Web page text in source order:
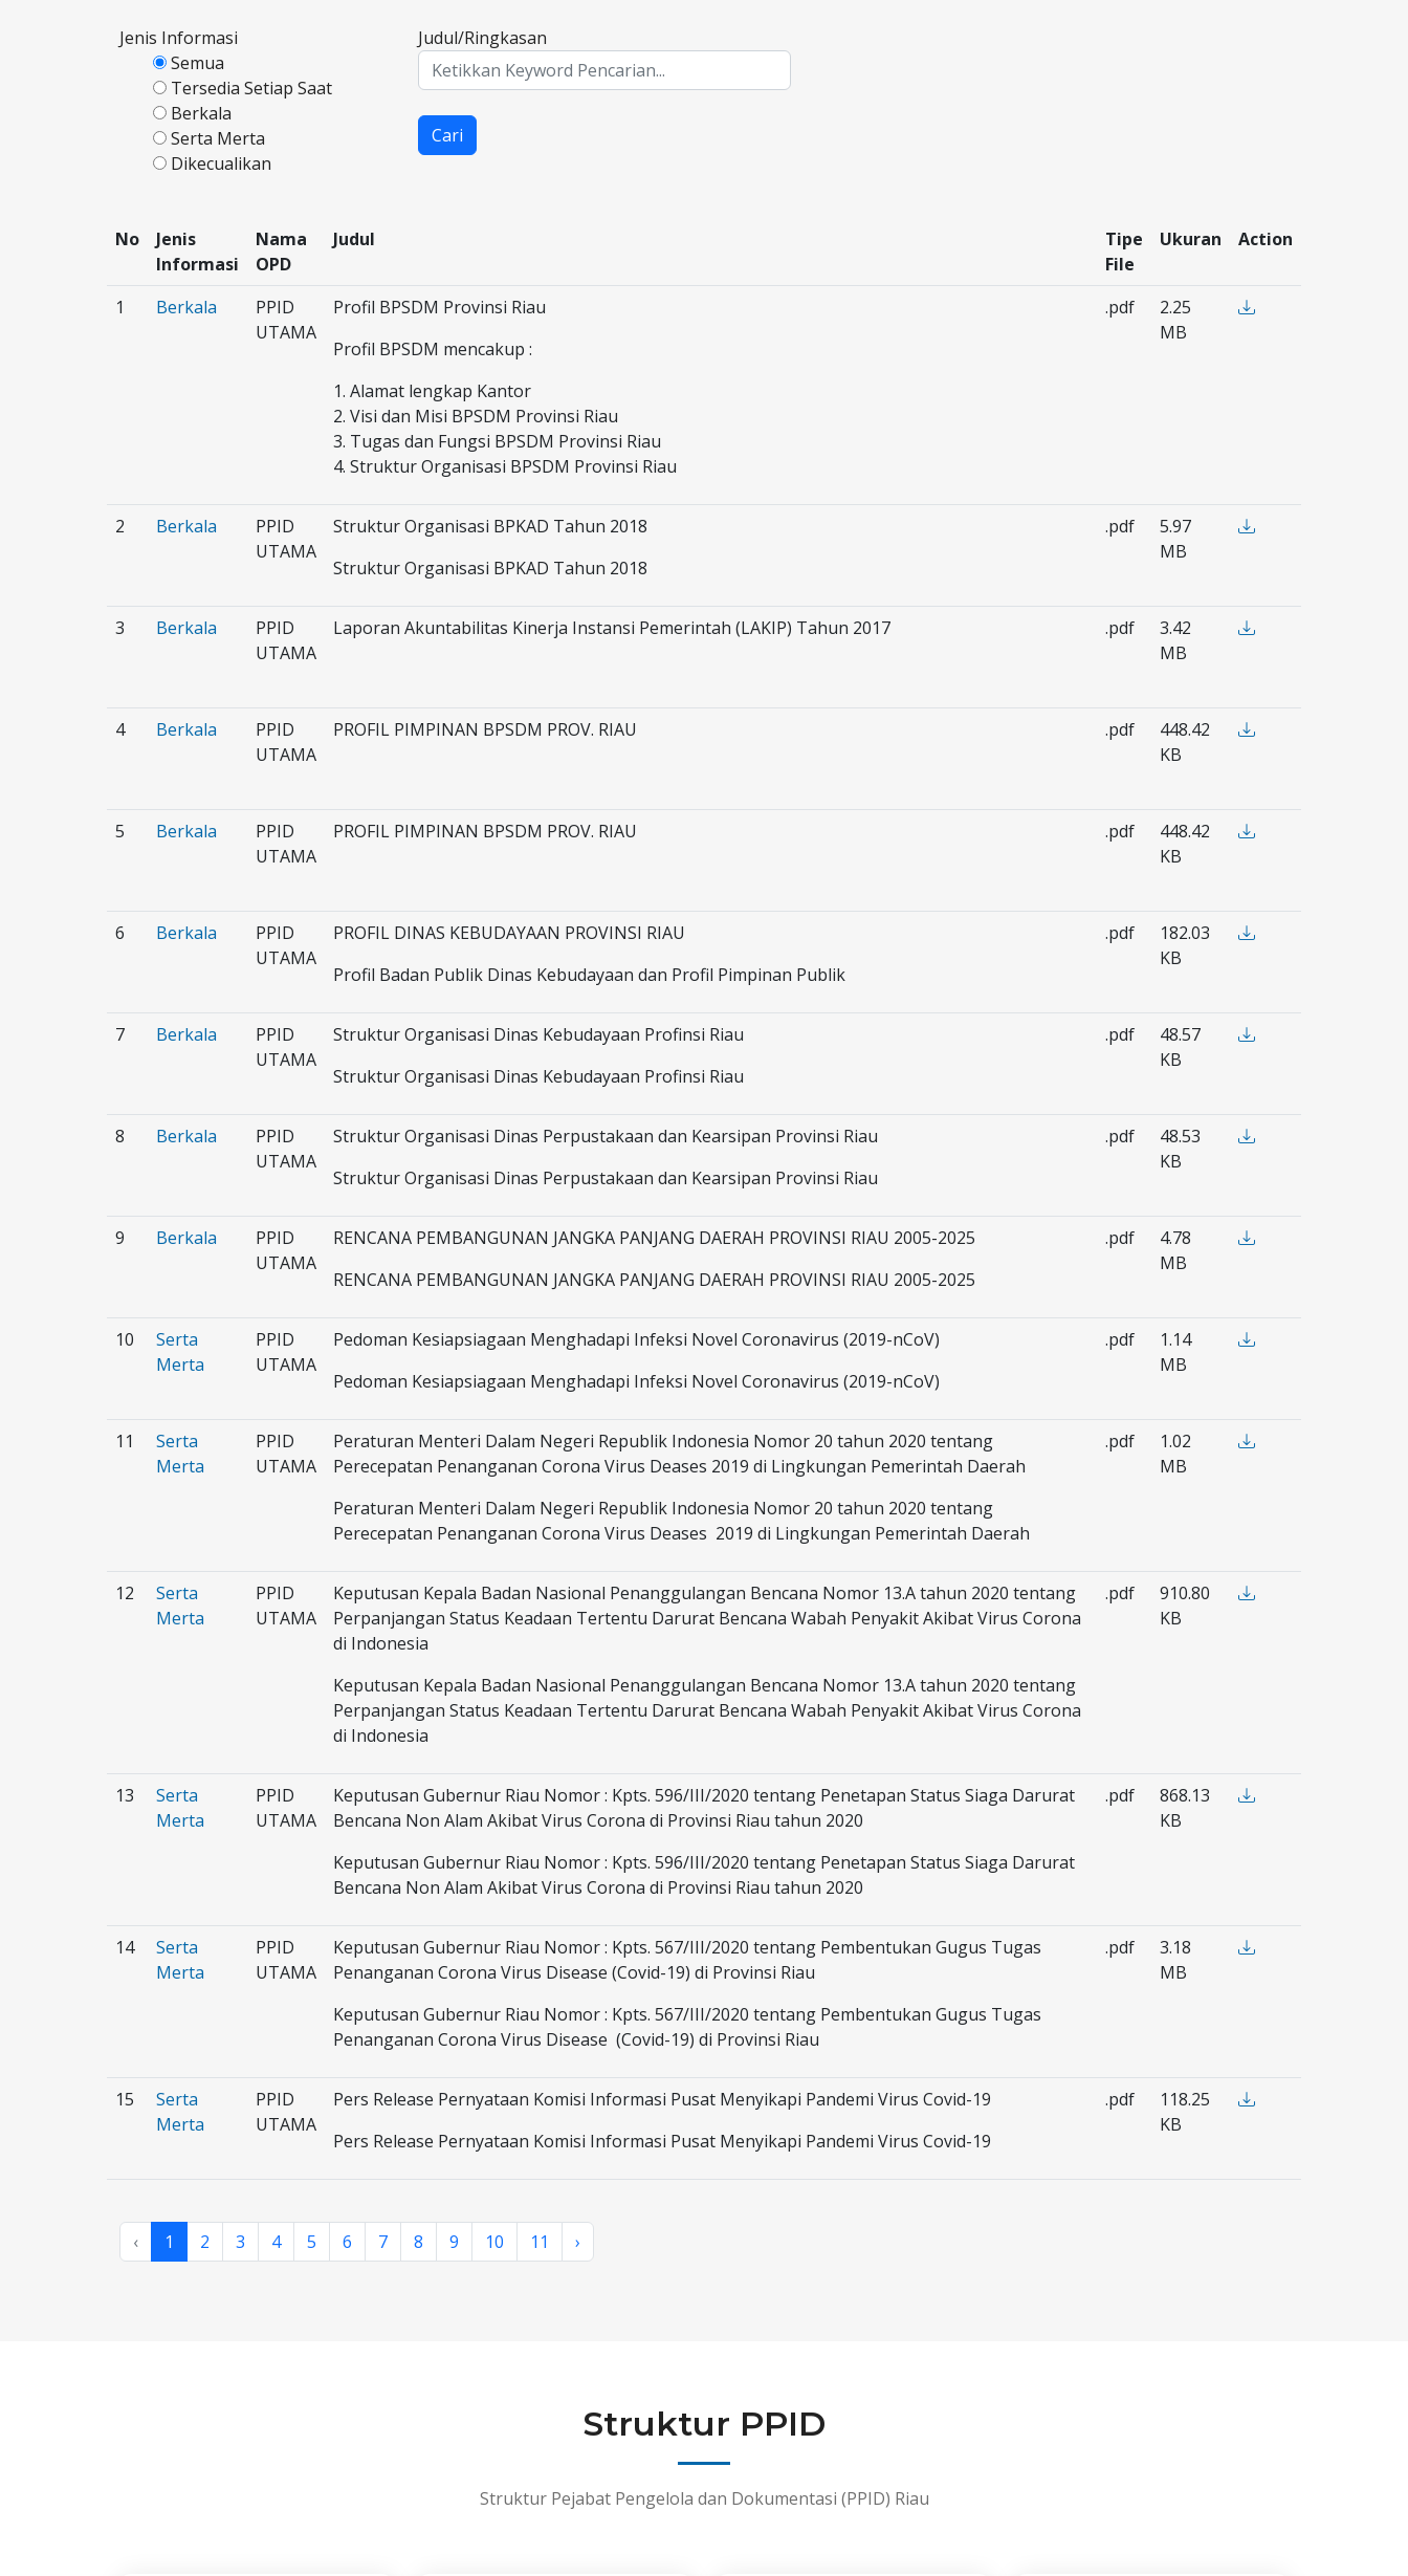
Jenis Informasi
Semua
Tersedia Setiap Saat
Berkala
Serta Merta
Dikecualikan
Judul/Ringkasan
Cari
No
Jenis
Informasi
Nama
OPD
Judul
Tipe
File
Ukuran Action
1 Berkala
PPID
UTAMA
Profil BPSDM Provinsi Riau
Profil BPSDM mencakup :
1. Alamat lengkap Kantor
2. Visi dan Misi BPSDM Provinsi Riau
3. Tugas dan Fungsi BPSDM Provinsi Riau
4. Struktur Organisasi BPSDM Provinsi Riau
.pdf
2.25
MB
2 Berkala
PPID
UTAMA
Struktur Organisasi BPKAD Tahun 2018
Struktur Organisasi BPKAD Tahun 2018
.pdf
5.97
MB
3 Berkala
PPID
UTAMA
Laporan Akuntabilitas Kinerja Instansi Pemerintah (LAKIP) Tahun 2017 .pdf
3.42
MB
4 Berkala
PPID
UTAMA
PROFIL PIMPINAN BPSDM PROV. RIAU .pdf
448.42
KB
5 Berkala
PPID
UTAMA
PROFIL PIMPINAN BPSDM PROV. RIAU .pdf
448.42
KB
6 Berkala
PPID
UTAMA
PROFIL DINAS KEBUDAYAAN PROVINSI RIAU
Profil Badan Publik Dinas Kebudayaan dan Profil Pimpinan Publik
.pdf
182.03
KB
7 Berkala
PPID
UTAMA
Struktur Organisasi Dinas Kebudayaan Profinsi Riau
Struktur Organisasi Dinas Kebudayaan Profinsi Riau
.pdf
48.57
KB
8 Berkala
PPID
UTAMA
Struktur Organisasi Dinas Perpustakaan dan Kearsipan Provinsi Riau
Struktur Organisasi Dinas Perpustakaan dan Kearsipan Provinsi Riau
.pdf
48.53
KB
9 Berkala
PPID
UTAMA
RENCANA PEMBANGUNAN JANGKA PANJANG DAERAH PROVINSI RIAU 2005-2025
RENCANA PEMBANGUNAN JANGKA PANJANG DAERAH PROVINSI RIAU 2005-2025
.pdf
4.78
MB
10
Serta
Merta
PPID
UTAMA
Pedoman Kesiapsiagaan Menghadapi Infeksi Novel Coronavirus (2019-nCoV)
Pedoman Kesiapsiagaan Menghadapi Infeksi Novel Coronavirus (2019-nCoV)
.pdf
1.14
MB
11
Serta
Merta
PPID
UTAMA
Peraturan Menteri Dalam Negeri Republik Indonesia Nomor 20 tahun 2020 tentang
Perecepatan Penanganan Corona Virus Deases 2019 di Lingkungan Pemerintah Daerah
Peraturan Menteri Dalam Negeri Republik Indonesia Nomor 20 tahun 2020 tentang
Perecepatan Penanganan Corona Virus Deases 2019 di Lingkungan Pemerintah Daerah
.pdf
1.02
MB
12
Serta
Merta
PPID
UTAMA
Keputusan Kepala Badan Nasional Penanggulangan Bencana Nomor 13.A tahun 2020 tentang
Perpanjangan Status Keadaan Tertentu Darurat Bencana Wabah Penyakit Akibat Virus Corona
di Indonesia
Keputusan Kepala Badan Nasional Penanggulangan Bencana Nomor 13.A tahun 2020 tentang
Perpanjangan Status Keadaan Tertentu Darurat Bencana Wabah Penyakit Akibat Virus Corona
di Indonesia
.pdf
910.80
KB
13
Serta
Merta
PPID
UTAMA
Keputusan Gubernur Riau Nomor : Kpts. 596/III/2020 tentang Penetapan Status Siaga Darurat
Bencana Non Alam Akibat Virus Corona di Provinsi Riau tahun 2020
Keputusan Gubernur Riau Nomor : Kpts. 596/III/2020 tentang Penetapan Status Siaga Darurat
Bencana Non Alam Akibat Virus Corona di Provinsi Riau tahun 2020
.pdf
868.13
KB
14
Serta
Merta
PPID
UTAMA
Keputusan Gubernur Riau Nomor : Kpts. 567/III/2020 tentang Pembentukan Gugus Tugas
Penanganan Corona Virus Disease (Covid-19) di Provinsi Riau
Keputusan Gubernur Riau Nomor : Kpts. 567/III/2020 tentang Pembentukan Gugus Tugas
Penanganan Corona Virus Disease (Covid-19) di Provinsi Riau
.pdf
3.18
MB
15
Serta
Merta
PPID
UTAMA
Pers Release Pernyataan Komisi Informasi Pusat Menyikapi Pandemi Virus Covid-19
Pers Release Pernyataan Komisi Informasi Pusat Menyikapi Pandemi Virus Covid-19
.pdf
118.25
KB
‹ 1 2 3 4 5 6 7 8 9 10 11 ›
Struktur PPID
Struktur Pejabat Pengelola dan Dokumentasi (PPID) Riau